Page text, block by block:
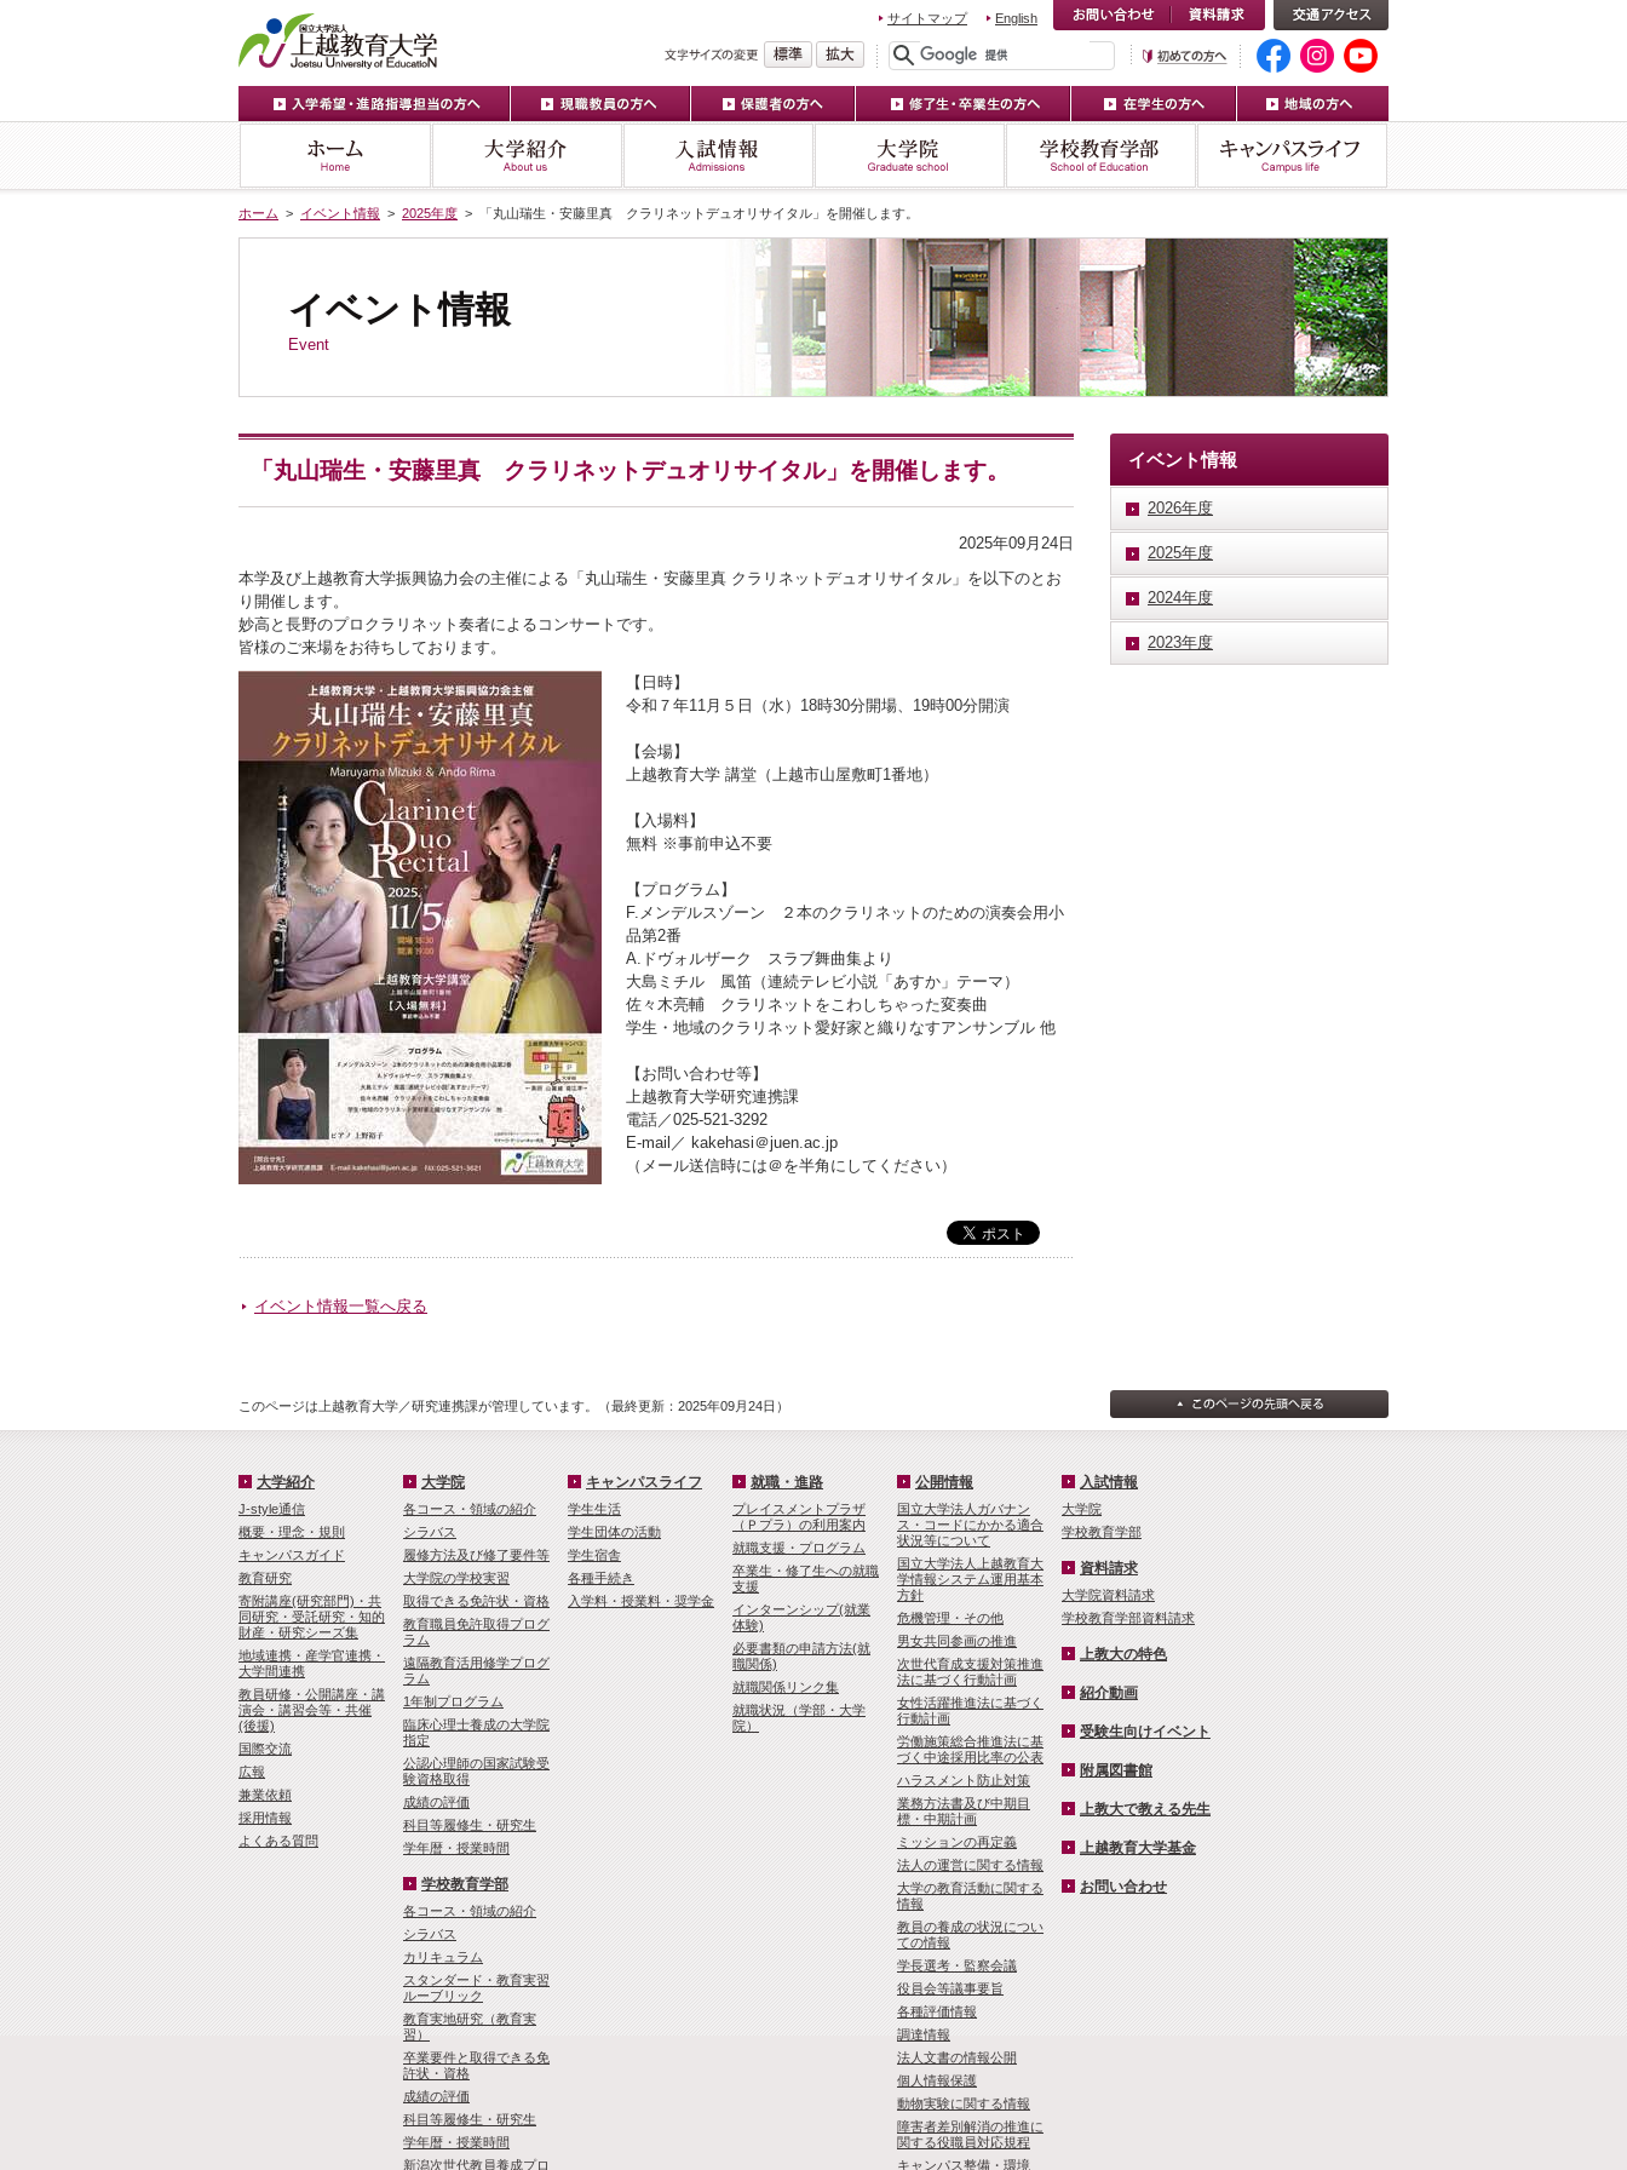
サイトマップ English
ホーム > イベント情報 > 2025年度 > 「丸山瑞生・安藤里真 クラリネットデュオリサイタル」を開催します。
イベント情報
Event
「丸山瑞生・安藤里真 クラリネットデュオリサイタル」を開催します。
2025年09月24日
本学及び上越教育大学振興協力会の主催による「丸山瑞生・安藤里真 クラリネットデュオリサイタル」を以下のとお
り開催します。
妙高と長野のプロクラリネット奏者によるコンサートです。
皆様のご来場をお待ちしております。
【日時】
令和７年11月５日（水）18時30分開場、19時00分開演
【会場】
上越教育大学 講堂（上越市山屋敷町1番地）
【入場料】
無料 ※事前申込不要
【プログラム】
F.メンデルスゾーン ２本のクラリネットのための演奏会用小
品第2番
A.ドヴォルザーク スラブ舞曲集より
大島ミチル 風笛（連続テレビ小説「あすか」テーマ）
佐々木亮輔 クラリネットをこわしちゃった変奏曲
学生・地域のクラリネット愛好家と織りなすアンサンブル 他
【お問い合わせ等】
上越教育大学研究連携課
電話／025-521-3292
E-mail／ kakehasi＠juen.ac.jp
（メール送信時には＠を半角にしてください）
イベント情報一覧へ戻る
イベント情報
2026年度
2025年度
2024年度
2023年度
このページは上越教育大学／研究連携課が管理しています。（最終更新：2025年09月24日）
大学紹介
J-style通信
概要・理念・規則
キャンパスガイド
教育研究
寄附講座(研究部門)・共
同研究・受託研究・知的
財産・研究シーズ集
地域連携・産学官連携・
大学間連携
教員研修・公開講座・講
演会・講習会等・共催
(後援)
国際交流
広報
兼業依頼
採用情報
よくある質問
大学院
各コース・領域の紹介
シラバス
履修方法及び修了要件等
大学院の学校実習
取得できる免許状・資格
教育職員免許取得プログ
ラム
遠隔教育活用修学プログ
ラム
1年制プログラム
臨床心理士養成の大学院
指定
公認心理師の国家試験受
験資格取得
成績の評価
科目等履修生・研究生
学年暦・授業時間
学校教育学部
各コース・領域の紹介
シラバス
カリキュラム
スタンダード・教育実習
ルーブリック
教育実地研究（教育実
習）
卒業要件と取得できる免
許状・資格
成績の評価
科目等履修生・研究生
学年暦・授業時間
新潟次世代教員養成プロ
キャンパスライフ
学生生活
学生団体の活動
学生宿舎
各種手続き
入学料・授業料・奨学金
就職・進路
プレイスメントプラザ
（Ｐプラ）の利用案内
就職支援・プログラム
卒業生・修了生への就職
支援
インターンシップ(就業
体験)
必要書類の申請方法(就
職関係)
就職関係リンク集
就職状況（学部・大学
院）
公開情報
国立大学法人ガバナン
ス・コードにかかる適合
状況等について
国立大学法人上越教育大
学情報システム運用基本
方針
危機管理・その他
男女共同参画の推進
次世代育成支援対策推進
法に基づく行動計画
女性活躍推進法に基づく
行動計画
労働施策総合推進法に基
づく中途採用比率の公表
ハラスメント防止対策
業務方法書及び中期目
標・中期計画
ミッションの再定義
法人の運営に関する情報
大学の教育活動に関する
情報
教員の養成の状況につい
ての情報
学長選考・監察会議
役員会等議事要旨
各種評価情報
調達情報
法人文書の情報公開
個人情報保護
動物実験に関する情報
障害者差別解消の推進に
関する役職員対応規程
キャンパス整備・環境
入試情報
大学院
学校教育学部
資料請求
大学院資料請求
学校教育学部資料請求
上教大の特色
紹介動画
受験生向けイベント
附属図書館
上教大で教える先生
上越教育大学基金
お問い合わせ